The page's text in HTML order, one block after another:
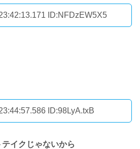
ID:NFDzEW5X5
ID:98LyA.txB
イクじゃないから